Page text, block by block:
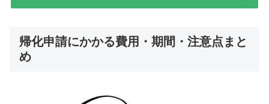
帰化申請にかかる費用・期間・注意点まと
め